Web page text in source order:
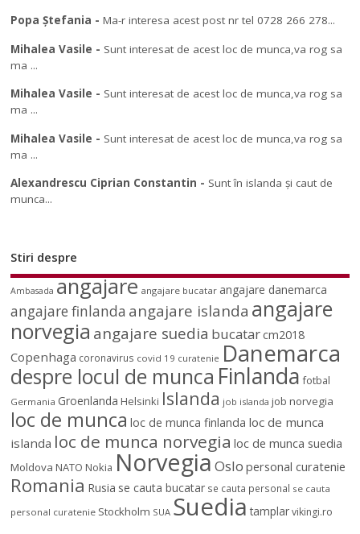
Popa Ștefania -Ma-r interesa acest post nr tel 0728 266 278...
Mihalea Vasile - Sunt interesat de acest loc de munca,va rog sa
ma ...
Mihalea Vasile - Sunt interesat de acest loc de munca,va rog sa
ma ...
Mihalea Vasile - Sunt interesat de acest loc de munca,va rog sa
ma ...
Alexandrescu Ciprian Constantin - Sunt în islanda și caut de
munca...
Stiri despre
Ambasada angajare angajare bucatar angajare danemarca
angajare finlanda angajare islanda angajare
norvegia angajare suedia bucatarcm2018
Copenhaga coronavirus covid 19 curatenie Danemarca
despre locul de munca Finlanda fotbal
Germania Groenlanda Helsinki Islanda job islanda job norvegia
loc de munca loc de munca finlanda loc de munca
islanda loc de munca norvegia loc de munca suedia
Moldova NATO Nokia NorvegiaOslo personal curatenie
Romania Rusia se cauta bucatar se cauta personal se cauta
personal curatenie Stockholm SUA Suedia tamplar vikingi.ro